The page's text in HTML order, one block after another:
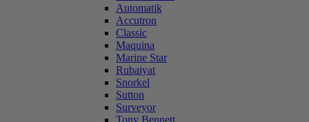
Automatik
Accutron
Classic
Maquina
Marine Star
Rubaiyat
Snorkel
Sutton
Surveyor
Tony Bennett